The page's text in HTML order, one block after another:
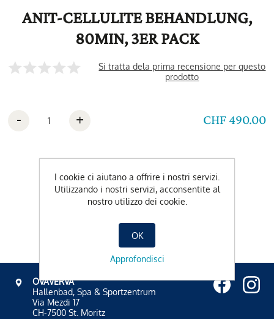
ANIT-CELLULITE BEHANDLUNG,
80MIN, 3ER PACK
Si tratta dela prima recensione per questo
prodotto
CHF 490.00
- +
OVAVERVA
Hallenbad, Spa & Sportzentrum
Via Mezdi 17
CH-7500 St. Moritz
I cookie ci aiutano a offrire i nostri servizi.
Utilizzando i nostri servizi, acconsentite al
nostro utilizzo dei cookie.
OK
Approfondisci